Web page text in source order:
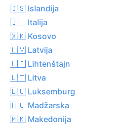
🇮🇸 Islandija
🇮🇹 Italija
🇽🇰 Kosovo
🇱🇻 Latvija
🇱🇮 Lihtenštajn
🇱🇹 Litva
🇱🇺 Luksemburg
🇭🇺 Madžarska
🇲🇰 Makedonija